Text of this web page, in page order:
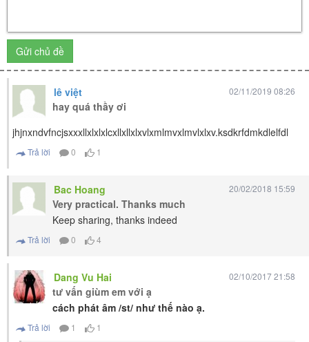
Gửi chủ đề
lê việt 02/11/2019 08:26
hay quá thầy ơi
jhjnxndvfncjsxxxllxlxlxlcxllxllxlxvlxmlmvxlmvlxlxv.ksdkrfdmkdlelfdl
Trả lời 0 1
Bac Hoang 20/02/2018 15:59
Very practical. Thanks much
Keep sharing, thanks indeed
Trả lời 0 4
Dang Vu Hai 02/10/2017 21:58
tư vấn giùm em với ạ
cách phát âm /st/ như thế nào ạ.
Trả lời 1 1